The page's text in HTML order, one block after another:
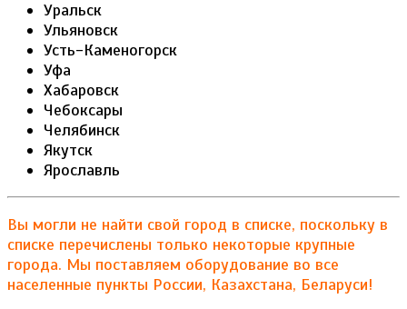
Уральск
Ульяновск
Усть-Каменогорск
Уфа
Хабаровск
Чебоксары
Челябинск
Якутск
Ярославль
Вы могли не найти свой город в списке, поскольку в
списке перечислены только некоторые крупные
города. Мы поставляем оборудование во все
населенные пункты России, Казахстана, Беларуси!